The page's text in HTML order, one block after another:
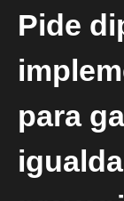
Pide
para